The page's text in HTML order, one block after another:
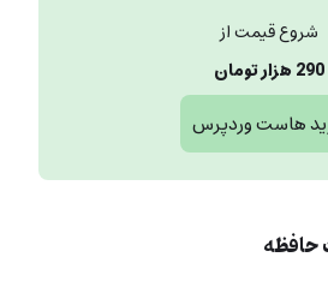
شروع قیمت از
290 هزار تومان
هاست وردپرس